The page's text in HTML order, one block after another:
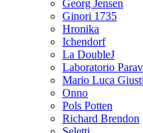
Georg Jensen
Ginori 1735
Hronika
Ichendorf
La DoubleJ
Laboratorio
Mario Luca Giusti
Onno
Pols Potten
Richard Brendon